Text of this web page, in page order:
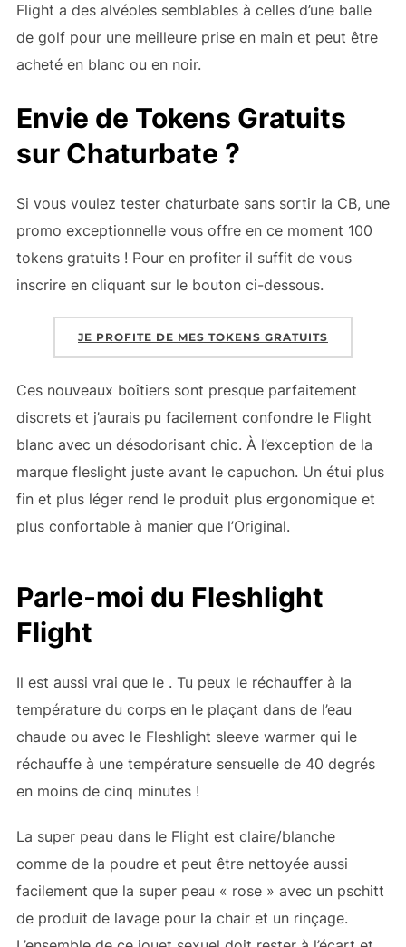
Flight a des alvéoles semblables à celles d’une balle
de golf pour une meilleure prise en main et peut être
acheté en blanc ou en noir.
Envie de Tokens Gratuits
sur Chaturbate ?
Si vous voulez tester chaturbate sans sortir la CB, une
promo exceptionnelle vous offre en ce moment 100
tokens gratuits ! Pour en profiter il suffit de vous
inscrire en cliquant sur le bouton ci-dessous.
JE PROFITE DE MES TOKENS GRATUITS
Ces nouveaux boîtiers sont presque parfaitement
discrets et j’aurais pu facilement confondre le Flight
blanc avec un désodorisant chic. À l’exception de la
marque fleslight juste avant le capuchon. Un étui plus
fin et plus léger rend le produit plus ergonomique et
plus confortable à manier que l’Original.
Parle-moi du Fleshlight
Flight
Il est aussi vrai que le . Tu peux le réchauffer à la
température du corps en le plaçant dans de l’eau
chaude ou avec le Fleshlight sleeve warmer qui le
réchauffe à une température sensuelle de 40 degrés
en moins de cinq minutes !
La super peau dans le Flight est claire/blanche
comme de la poudre et peut être nettoyée aussi
facilement que la super peau « rose » avec un pschitt
de produit de lavage pour la chair et un rinçage.